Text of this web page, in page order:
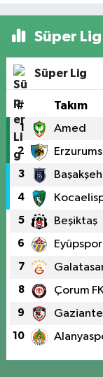
Süper
Süper Lig
# Takım
1 Amed
2
3
4
5 Beşiktaş
6 Eyüpspor
7
8 Çorum
9
10